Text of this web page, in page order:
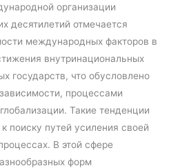
организации
десятилетий отмечается
международных факторов в
внутринациональных
государств, что обусловлено
процессами
Такие тенденции
поиску путей усиления своей
В этой сфере
форм